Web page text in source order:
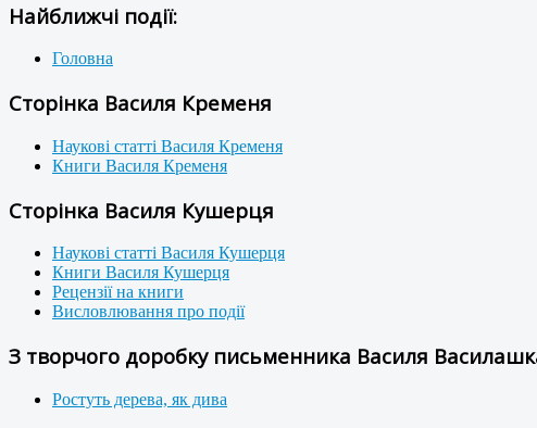
Найближчі події:
Головна
Сторінка Василя Кременя
Наукові статті Василя Кременя
Книги Василя Кременя
Сторінка Василя Кушерця
Наукові статті Василя Кушерця
Книги Василя Кушерця
Рецензії на книги
Висловлювання про події
З творчого доробку письменника Василя
Ростуть дерева, як дива